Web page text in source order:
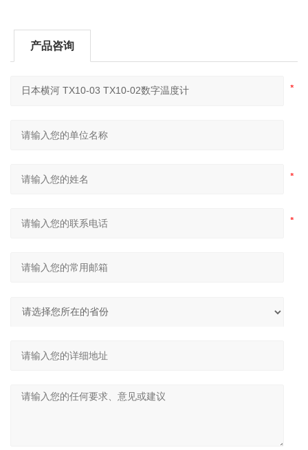
产品咨询